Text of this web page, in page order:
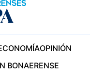
OPINIÓN
BONAERENSE